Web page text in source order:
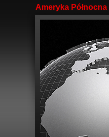
Ameryka Północna|